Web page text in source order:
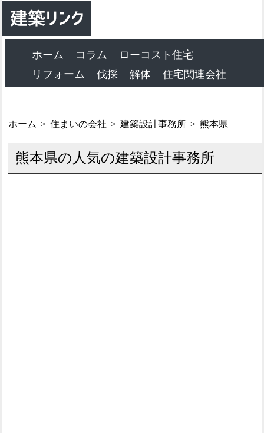
ホーム コラム
ローコスト住宅
リフォーム
伐採 解体 住宅関連会社
ホーム 住まいの会社 建築設計事務所 熊本県
熊本県の人気の建築設計事務所